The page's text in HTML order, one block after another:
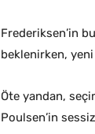
Frederiksen’in
beklenirken,
Öte yandan,
Poulsen’in